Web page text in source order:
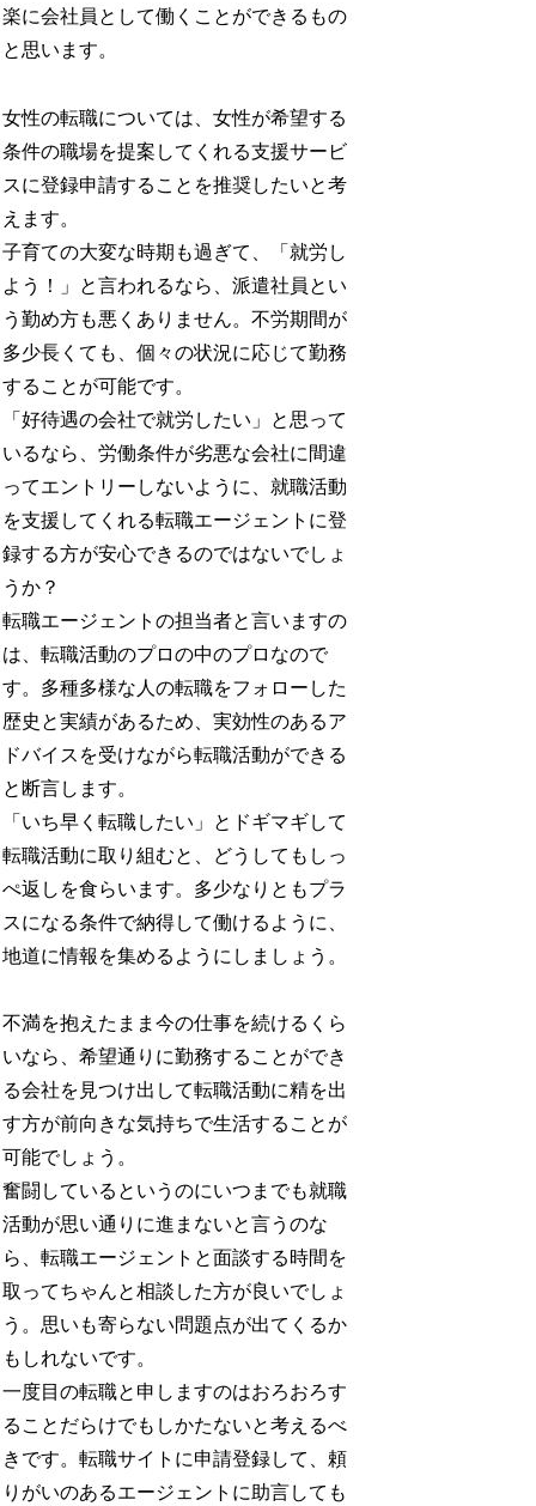
楽に会社員として働くことができるもの
と思います。
女性の転職については、女性が希望する
条件の職場を提案してくれる支援サービ
スに登録申請することを推奨したいと考
えます。
子育ての大変な時期も過ぎて、「就労し
よう！」と言われるなら、派遣社員とい
う勤め方も悪くありません。不労期間が
多少長くても、個々の状況に応じて勤務
することが可能です。
「好待遇の会社で就労したい」と思って
いるなら、労働条件が劣悪な会社に間違
ってエントリーしないように、就職活動
を支援してくれる転職エージェントに登
録する方が安心できるのではないでしょ
うか？
転職エージェントの担当者と言いますの
は、転職活動のプロの中のプロなので
す。多種多様な人の転職をフォローした
歴史と実績があるため、実効性のあるア
ドバイスを受けながら転職活動ができる
と断言します。
「いち早く転職したい」とドギマギして
転職活動に取り組むと、どうしてもしっ
ぺ返しを食らいます。多少なりともプラ
スになる条件で納得して働けるように、
地道に情報を集めるようにしましょう。
不満を抱えたまま今の仕事を続けるくら
いなら、希望通りに勤務することができ
る会社を見つけ出して転職活動に精を出
す方が前向きな気持ちで生活することが
可能でしょう。
奮闘しているというのにいつまでも就職
活動が思い通りに進まないと言うのな
ら、転職エージェントと面談する時間を
取ってちゃんと相談した方が良いでしょ
う。思いも寄らない問題点が出てくるか
もしれないです。
一度目の転職と申しますのはおろおろす
ることだらけでもしかたないと考えるべ
きです。転職サイトに申請登録して、頼
りがいのあるエージェントに助言しても